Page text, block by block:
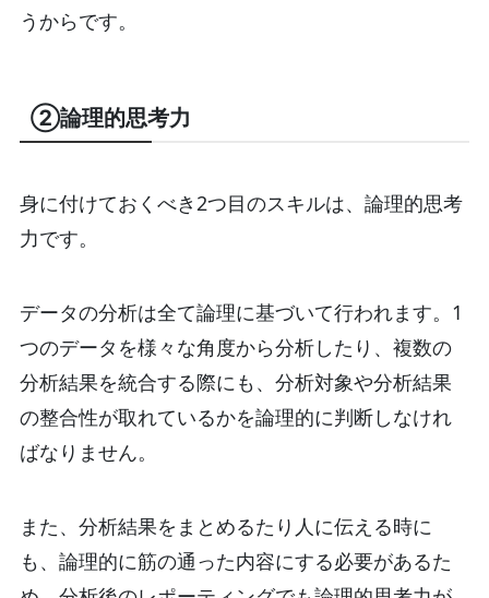
うからです。
②論理的思考力
身に付けておくべき2つ目のスキルは、論理的思考
力です。
データの分析は全て論理に基づいて行われます。1
つのデータを様々な角度から分析したり、複数の
分析結果を統合する際にも、分析対象や分析結果
の整合性が取れているかを論理的に判断しなけれ
ばなりません。
また、分析結果をまとめるたり人に伝える時に
も、論理的に筋の通った内容にする必要があるた